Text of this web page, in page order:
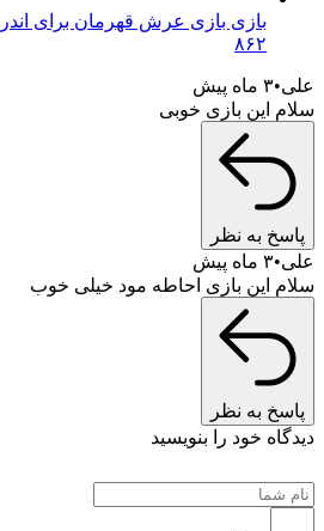
بازی بازی عرش قهرمان برای
۸۶۲
علی ۳ ماه پیش
سلام این بازی خوبی
پاسخ به نظر
علی ۳ ماه پیش
سلام این بازی احاطه مود خیلی خوب
پاسخ به نظر
دیدگاه خود را بنویسید